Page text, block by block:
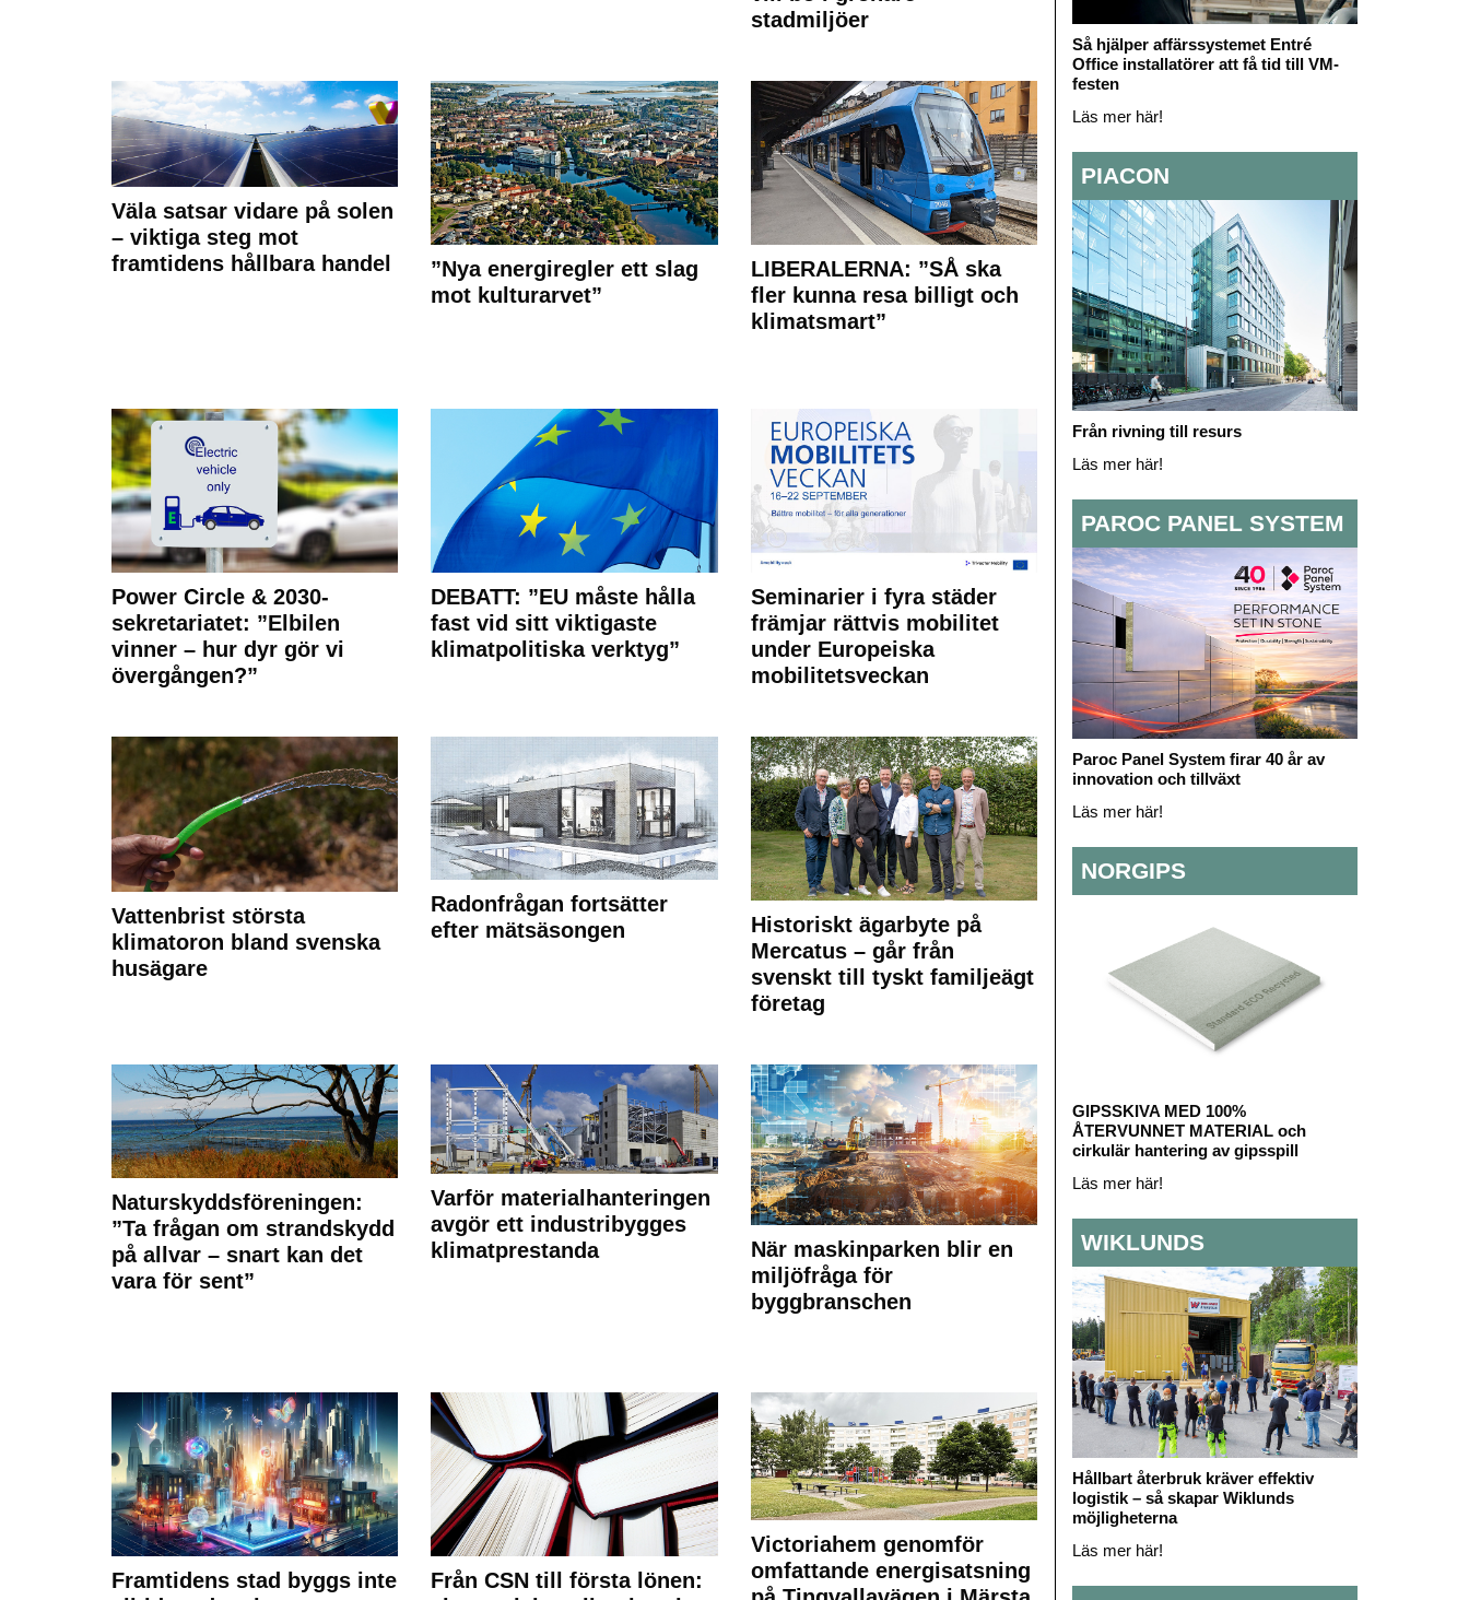
stadmiljöer
Väla satsar vidare på solen
– viktiga steg mot
framtidens hållbara handel
”Nya energiregler ett slag
mot kulturarvet”
LIBERALERNA: ”SÅ ska
fler kunna resa billigt och
klimatsmart”
Power Circle & 2030-
sekretariatet: ”Elbilen
vinner – hur dyr gör vi
övergången?”
DEBATT: ”EU måste hålla
fast vid sitt viktigaste
klimatpolitiska verktyg”
Seminarier i fyra städer
främjar rättvis mobilitet
under Europeiska
mobilitetsveckan
Vattenbrist största
klimatoron bland svenska
husägare
Radonfrågan fortsätter
efter mätsäsongen
Historiskt ägarbyte på
Mercatus – går från
svenskt till tyskt familjeägt
företag
Naturskyddsföreningen:
”Ta frågan om strandskydd
på allvar – snart kan det
vara för sent”
Varför materialhanteringen
avgör ett industribygges
klimatprestanda
När maskinparken blir en
miljöfråga för
byggbranschen
Framtidens stad byggs inte
Från CSN till första lönen:
Victoriahem genomför
omfattande energisatsning
Så hjälper affärssystemet Entré
Office installatörer att få tid till VM-
festen
Läs mer här!
PIACON
Från rivning till resurs
Läs mer här!
PAROC PANEL SYSTEM
Paroc Panel System firar 40 år av
innovation och tillväxt
Läs mer här!
NORGIPS
GIPSSKIVA MED 100%
ÅTERVUNNET MATERIAL och
cirkulär hantering av gipsspill
Läs mer här!
WIKLUNDS
Hållbart återbruk kräver effektiv
logistik – så skapar Wiklunds
möjligheterna
Läs mer här!